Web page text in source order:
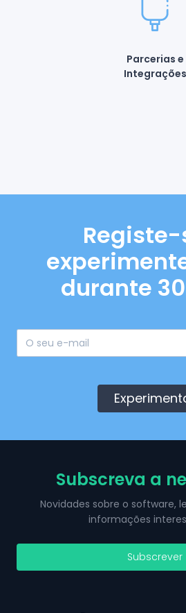
Parcerias e
Integrações
Registe-
durante
Subscreva a
Novidades sobre o software,
informações
Subscrever